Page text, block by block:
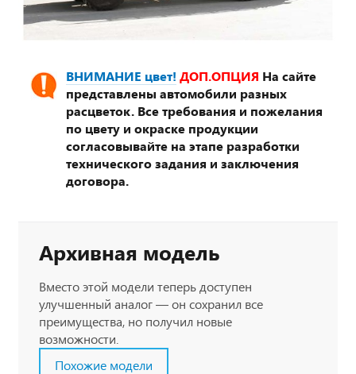
ВНИМАНИЕ цвет! ДОП.ОПЦИЯ На сайте
представлены автомобили разных
расцветок. Все требования и пожелания
по цвету и окраске продукции
согласовывайте на этапе разработки
технического задания и заключения
договора.
Архивная модель
Вместо этой модели теперь доступен
улучшенный аналог — он сохранил все
преимущества, но получил новые
возможности.
Похожие модели